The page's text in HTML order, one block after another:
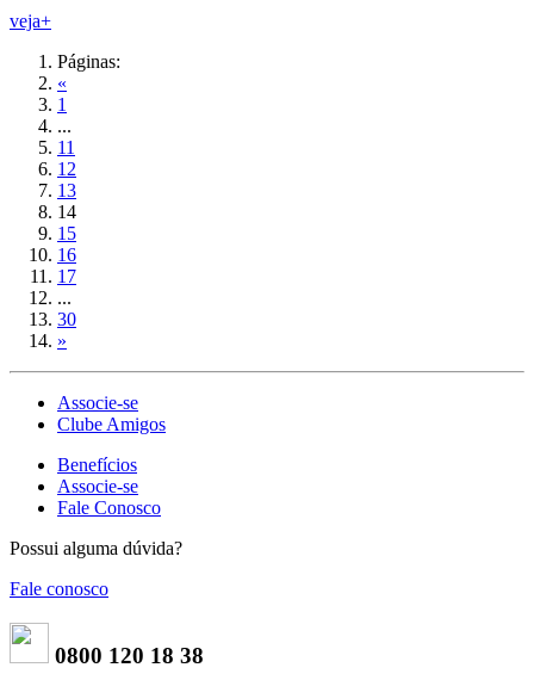
veja+
Páginas:
«
1
...
11
12
13
14
15
16
17
...
30
»
Associe-se
Clube Amigos
Benefícios
Associe-se
Fale Conosco
Possui alguma dúvida?
Fale conosco
0800 120 18 38